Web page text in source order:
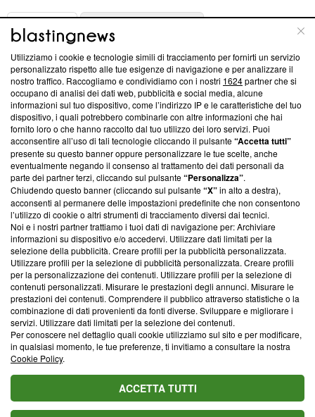
ABOUT
Questa sezione offre informazioni trasparenti su Blasting
News, sui nostri processi editoriali e su come ci impegniamo a
creare news di qualità. Inoltre, afferma la nostra aderenza a
‘Trust Project - News with Integrity’Blasting News non è
ancora membro del programma, ma ha richiesto di farne
parte; Trust Project non ha ancora effettuato una verifica di
conformità agli standard.
Su di noi
Team editoriale
Corporate
Redazione
Informativa Privacy
Cookie Policy
Blasting SA, IDI CHE-247.845.224, Via Carlo Frasca, 3 - 6900
Lugano (Svizzera) Tel:+39 0690258937
© 2026 Blasting News
Utilizziamo i cookie e tecnologie simili di tracciamento per fornirti un servizio
personalizzato rispetto alle tue esigenze di navigazione e per analizzare il
nostro traffico. Raccogliamo e condividiamo con i nostri 1624partner che si
occupano di analisi dei dati web, pubblicità e social media, alcune
informazioni sul tuo dispositivo, come l’indirizzo IP e le caratteristiche del tuo
dispositivo, i quali potrebbero combinarle con altre informazioni che hai
fornito loro o che hanno raccolto dal tuo utilizzo dei loro servizi. Puoi
acconsentire all’uso di tali tecnologie cliccando il pulsante“Accetta tutti”
presente su questo banner oppure personalizzare le tue scelte, anche
eventualmente negando il consenso al trattamento dei dati personali da
parte dei partner terzi, cliccando sul pulsante“Personalizza”.
Chiudendo questo banner (cliccando sul pulsante“X”in alto a destra),
acconsenti al permanere delle impostazioni predefinite che non consentono
l’utilizzo di cookie o altri strumenti di tracciamento diversi dai tecnici.
Noi e i nostri partner trattiamo i tuoi dati di navigazione per: Archiviare
informazioni su dispositivo e/o accedervi. Utilizzare dati limitati per la
selezione della pubblicità. Creare profili per la pubblicità personalizzata.
Utilizzare profili per la selezione di pubblicità personalizzata. Creare profili
per la personalizzazione dei contenuti. Utilizzare profili per la selezione di
contenuti personalizzati. Misurare le prestazioni degli annunci. Misurare le
prestazioni dei contenuti. Comprendere il pubblico attraverso statistiche o la
combinazione di dati provenienti da fonti diverse. Sviluppare e migliorare i
servizi. Utilizzare dati limitati per la selezione dei contenuti.
Per conoscere nel dettaglio quali cookie utilizziamo sul sito e per modificare,
in qualsiasi momento, le tue preferenze, ti invitiamo a consultare la nostra
Cookie Policy.
ACCETTA TUTTI